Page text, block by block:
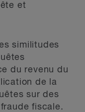
et
similitudes
du revenu du
de la
sur des
fiscale.